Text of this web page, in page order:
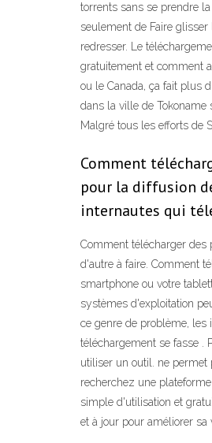
torrents sans se prendre
seulement de Faire
redresser. Le
gratuitement et comment
ou le Canada, ça fait plus
dans la ville de Tokoname
Malgré tous les efforts de
Comment
pour la diffusion
internautes qui
Comment télécharger des
d'autre à faire. Comment
smartphone ou votre
systèmes d'exploitation
ce genre de problème, les
téléchargement se fasse .
utiliser un outil. ne permet
recherchez une
simple d'utilisation et
et à jour pour améliorer